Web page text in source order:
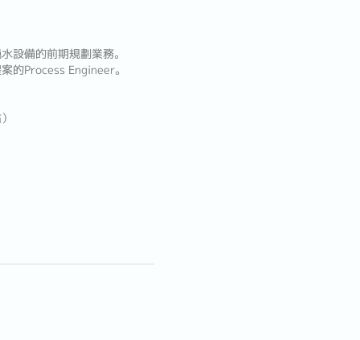
設備的前期規劃業務。
的Process Engineer。